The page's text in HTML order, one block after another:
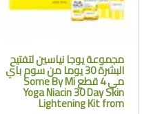
مجموعة يوجا نياسين لتفتيح
البشرة 30 يوما من سوم باي
مي 4 قطع Some By Mi
Yoga Niacin 30 Day Skin
Lightening Kit from